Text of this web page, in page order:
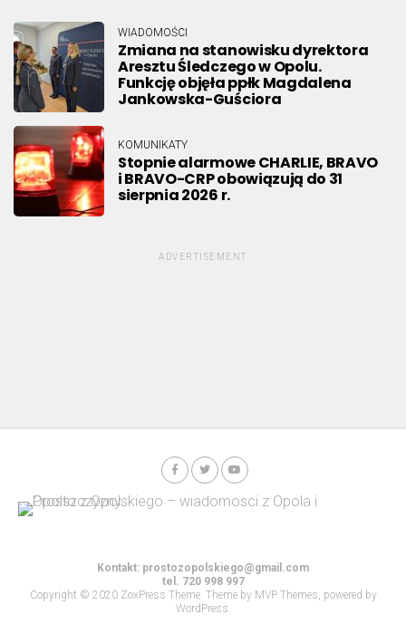
WIADOMOŚCI
Zmiana na stanowisku dyrektora
Aresztu Śledczego w Opolu.
Funkcję objęła ppłk Magdalena
Jankowska-Guściora
KOMUNIKATY
Stopnie alarmowe CHARLIE, BRAVO
i BRAVO-CRP obowiązują do 31
sierpnia 2026 r.
ADVERTISEMENT
Kontakt: prostozopolskiego@gmail.com
tel. 720 998 997
Copyright © 2020 ZoxPress Theme. Theme by MVP Themes, powered by
WordPress.